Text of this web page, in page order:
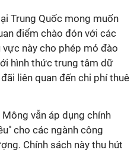
Trung Quốc mong muốn
điểm chào đón với các
này cho phép mỏ đào
hình thức trung tâm dữ
liên quan đến chi phí thuê
vẫn áp dụng chính
cho các ngành công
Chính sách này thu hút